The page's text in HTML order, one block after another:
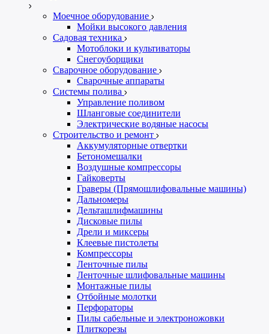
Моечное оборудование
Мойки высокого давления
Садовая техника
Мотоблоки и культиваторы
Снегоуборщики
Сварочное оборудование
Сварочные аппараты
Системы полива
Управление поливом
Шланговые соединители
Электрические водяные насосы
Строительство и ремонт
Аккумуляторные отвертки
Бетономешалки
Воздушные компрессоры
Гайковерты
Граверы (Прямошлифовальные машины)
Дальномеры
Дельташлифмашины
Дисковые пилы
Дрели и миксеры
Клеевые пистолеты
Компрессоры
Ленточные пилы
Ленточные шлифовальные машины
Монтажные пилы
Отбойные молотки
Перфораторы
Пилы сабельные и электроножовки
Плиткорезы